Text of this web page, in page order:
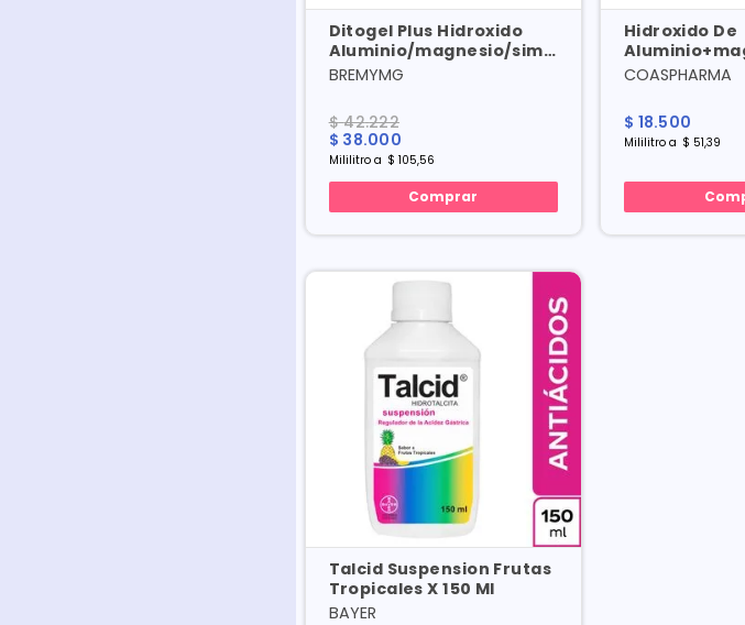
Ditogel Plus Hidroxido
Aluminio/magnesio/simeticona
X 360 Ml
BREMYMG
$ 42.222
$ 38.000
Mililitroa $ 105,56
Comprar
Hidroxido De
X 360 Ml
COASPHARMA
$ 18.500
Mililitroa $ 51,39
Talcid Suspension Frutas
Tropicales X 150 Ml
BAYER